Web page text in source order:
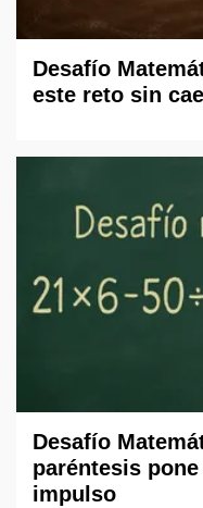
Desafío
este reto sin
Desafío
paréntesis
impulso